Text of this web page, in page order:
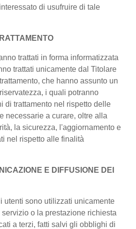
di usufruire di tale
trattati in forma informatizzata
trattati unicamente dal Titolare
che hanno assunto un
i quali potranno
di trattamento nel rispetto delle
necessarie a curare, oltre alla
la sicurezza, l'aggiornamento e
nel rispetto alle finalità
E DIFFUSIONE DEI
utenti sono utilizzati unicamente
o la prestazione richiesta
a terzi, fatti salvi gli obblighi di